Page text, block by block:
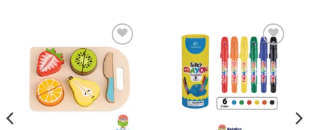
Sačuvaj
proizvod
Sačuvaj
proizvod